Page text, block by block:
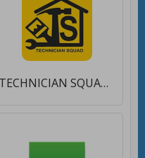
TECHNICIAN SQUAD Home Service, Maintenance, Repair [Premium]